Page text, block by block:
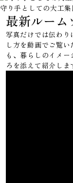
守り手としての大工集
最新ルーム
写真だけでは伝わ
し方を動画でご覧
も、暮らしのイメ
ろを添えて紹介しま